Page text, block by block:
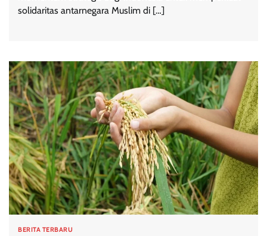
solidaritas antarnegara Muslim di […]
BERITA TERBARU